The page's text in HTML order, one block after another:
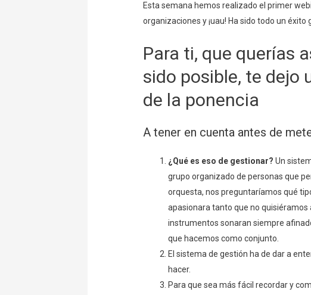
Esta semana hemos realizado el primer
organizaciones y ¡uau! Ha sido todo un
Para ti, que querías
sido posible, te dejo
de la ponencia
A tener en cuenta antes de
¿Qué es eso de gestionar? Un
grupo organizado de personas que
orquesta, nos preguntaríamos qué
apasionara tanto que no
instrumentos sonaran siempre
que hacemos como conjunto.
El sistema de gestión ha de dar a
hacer.
Para que sea más fácil recordar y